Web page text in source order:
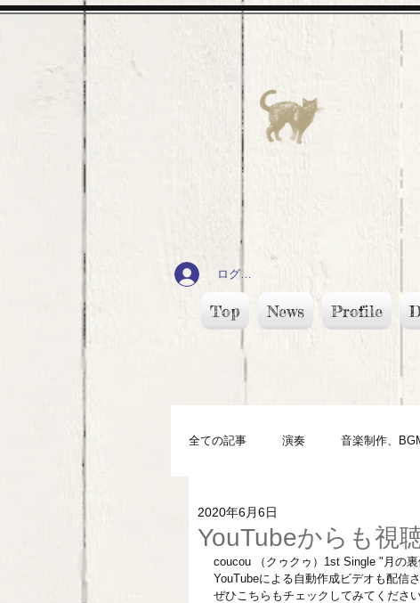
ログイン
Top News Profile
全ての記事 演奏 音楽制作、
YouTubeからも視
2020年6月6日
coucou （クゥクゥ）1st Single "月の
YouTubeによる自動作成ビデオも配信
ぜひこちらもチェックしてみてくださ